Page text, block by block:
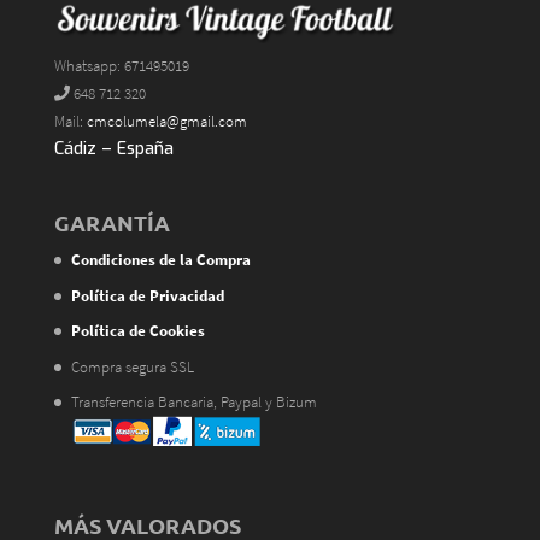
Whatsapp: 671495019
648 712 320
Mail: cmcolumela@gmail.com
Cádiz – España
GARANTÍA
Condiciones de la Compra
Política de Privacidad
Política de Cookies
Compra segura SSL
Transferencia Bancaria, Paypal y Bizum
MÁS VALORADOS